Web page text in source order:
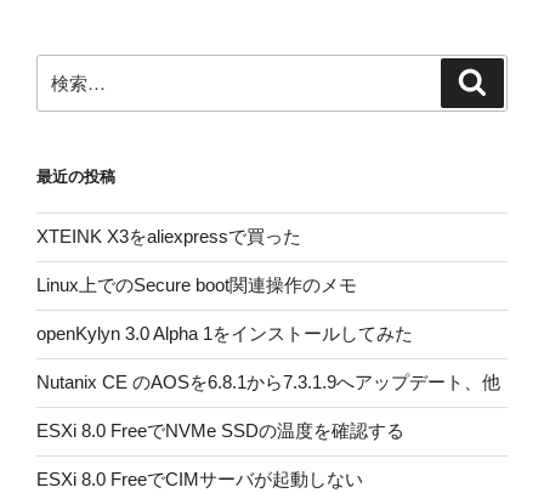
索:
最近の投稿
XTEINK X3をaliexpressで買った
Linux上でのSecure boot関連操作のメモ
openKylyn 3.0 Alpha 1をインストールしてみた
Nutanix CE のAOSを6.8.1から7.3.1.9へアップデート、他
ESXi 8.0 FreeでNVMe SSDの温度を確認する
ESXi 8.0 FreeでCIMサーバが起動しない